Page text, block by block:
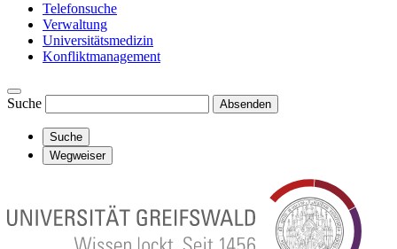
Telefonsuche
Verwaltung
Universitätsmedizin
Konfliktmanagement
Suche Absenden
Suche
Wegweiser